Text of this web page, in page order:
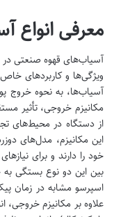
معرفی انواع
آسیاب‌های قهوه صنعتی در
ویژگی‌ها و کاربردهای
آسیاب‌ها، به نحوه خروج
مکانیزم خروجی، تأثیر
از دستگاه در محیط‌های
این مکانیزم، مدل‌های
خود را دارند و برای
بین این دو نوع بستگی
اسپرسو مشابه در زمان
علاوه بر مکانیزم خروجی،